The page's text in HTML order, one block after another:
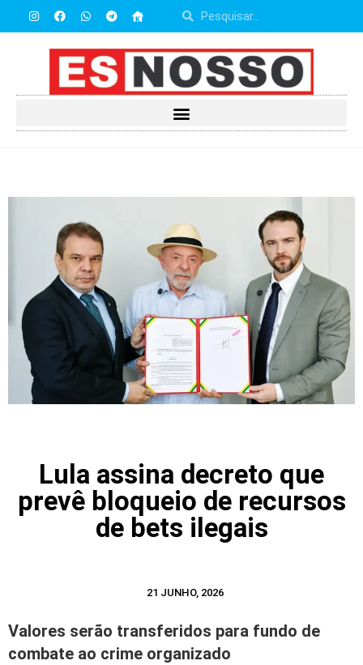
Lula assina decreto que
prevê bloqueio de recursos
de bets ilegais
21 JUNHO, 2026
Valores serão transferidos para fundo de
combate ao crime organizado